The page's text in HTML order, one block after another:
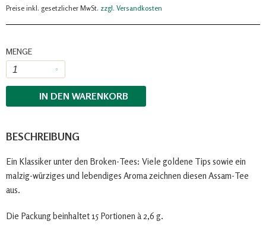
Preise inkl. gesetzlicher MwSt. zzgl. Versandkosten
MENGE
IN DEN WARENKORB
BESCHREIBUNG
Ein Klassiker unter den Broken-Tees: Viele goldene Tips sowie ein
malzig-würziges und lebendiges Aroma zeichnen diesen Assam-Tee
aus.
Die Packung beinhaltet 15 Portionen à 2,6 g.